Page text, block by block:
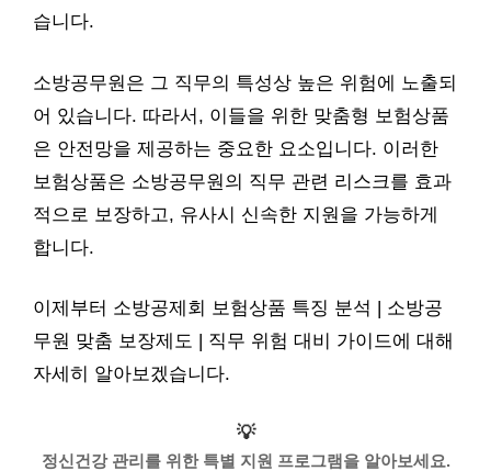
습니다.
소방공무원은 그 직무의 특성상 높은 위험에 노출되
어 있습니다. 따라서, 이들을 위한 맞춤형 보험상품
은 안전망을 제공하는 중요한 요소입니다. 이러한
보험상품은 소방공무원의 직무 관련 리스크를 효과
적으로 보장하고, 유사시 신속한 지원을 가능하게
합니다.
이제부터 소방공제회 보험상품 특징 분석 | 소방공
무원 맞춤 보장제도 | 직무 위험 대비 가이드에 대해
자세히 알아보겠습니다.
💡
정신건강 관리를 위한 특별 지원 프로그램을 알아보세요.